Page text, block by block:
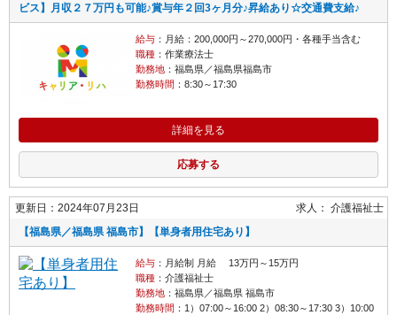
ビス】月収２７万円も可能♪賞与年２回3ヶ月分♪昇給あり☆交通費支給♪
給与：月給：200,000円～270,000円・各種手当含む
職種：作業療法士
勤務地：福島県／福島県福島市
勤務時間 ：8:30～17:30
詳細を見る
応募する
更新日：2024年07月23日 求人： 介護福祉士
【福島県／福島県 福島市】【単身者用住宅あり】
給与：月給制 月給 13万円～15万円
職種：介護福祉士
勤務地：福島県／福島県 福島市
勤務時間 ：1）07:00～16:00 2）08:30～17:30 3）10:00